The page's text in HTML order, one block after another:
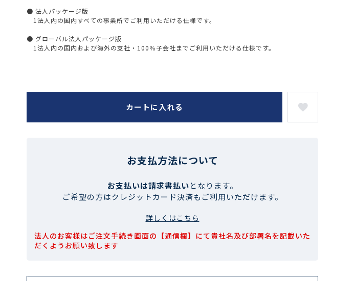
● 法人パッケージ版
1法人内の国内すべての事業所でご利用いただける仕様です。
● グローバル法人パッケージ版
1法人内の国内および海外の支社・100％子会社までご利用いただける仕様です。
カートに入れる
お支払方法について
お支払いは請求書払いとなります。
ご希望の方はクレジットカード決済もご利用いただけます。
詳しくはこちら
法人のお客様はご注文手続き画面の【通信欄】にて貴社名及び部署名を記載いた
だくようお願い致します